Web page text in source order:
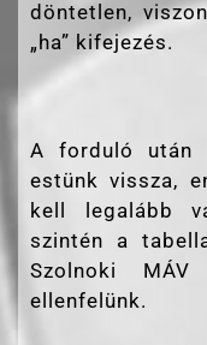
döntetlen,
„ha” kifejezés.
A forduló után
estünk vissza,
kell legalább
szintén a
Szolnoki
ellenfelünk.